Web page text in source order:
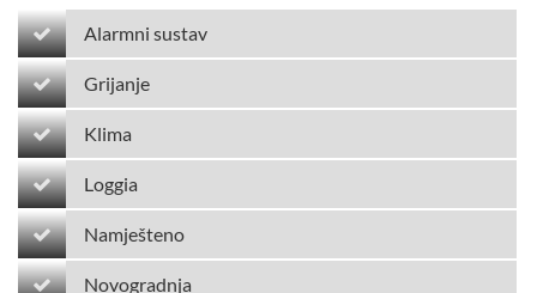
Alarmni sustav
Grijanje
Klima
Loggia
Namješteno
Novogradnja